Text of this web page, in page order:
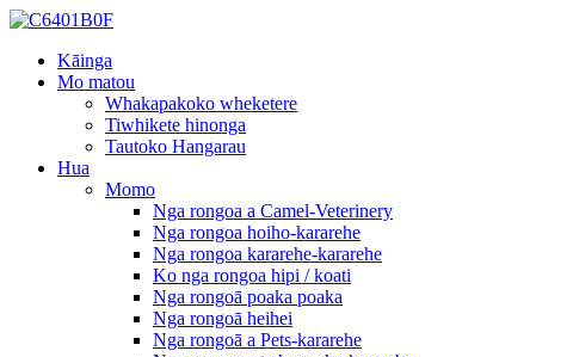
Kāinga
Mo matou
Whakapakoko wheketere
Tiwhikete hinonga
Tautoko Hangarau
Hua
Momo
Nga rongoa a Camel-Veterinery
Nga rongoa hoiho-kararehe
Nga rongoa kararehe-kararehe
Ko nga rongoa hipi / koati
Nga rongoā poaka poaka
Nga rongoā heihei
Nga rongoā a Pets-kararehe